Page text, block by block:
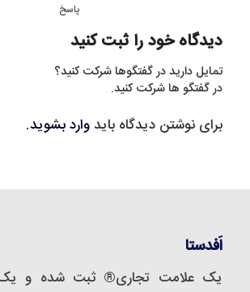
پاسخ
دیدگاه خود را ثبت کنید
تمایل دارید در گفتگوها شرکت کنید؟
در گفتگو ها شرکت کنید.
برای نوشتن دیدگاه بایدوارد بشوید.
اَفدستا
یک علامت تجاری® ثبت شده و